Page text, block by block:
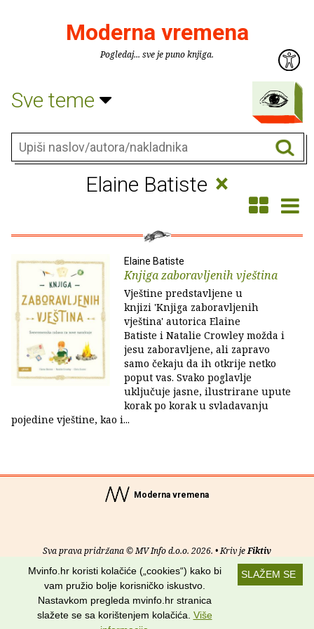
Moderna vremena
Pogledaj... sve je puno knjiga.
Sve teme
Elaine Batiste ×
Elaine Batiste
Knjiga zaboravljenih vještina
Vještine predstavljene u
knjizi 'Knjiga zaboravljenih
vještina' autorica Elaine
Batiste i Natalie Crowley možda i
jesu zaboravljene, ali zapravo
samo čekaju da ih otkrije netko
poput vas. Svako poglavlje
uključuje jasne, ilustrirane upute
korak po korak u svladavanju
pojedine vještine, kao i...
Moderna vremena
Sva prava pridržana © MV Info d.o.o. 2026. • Kriv jeFiktiv
Uvjeti korištenja RSS kanali
Potraži nas na:
SLAŽEM SE
Mvinfo.hr koristi kolačiće („cookies“) kako bi
vam pružio bolje korisničko iskustvo.
Nastavkom pregleda mvinfo.hr stranica
slažete se sa korištenjem kolačića. Više